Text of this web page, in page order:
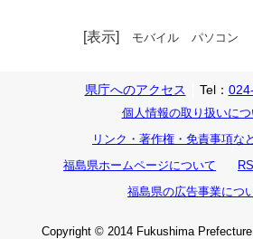
[表示] モバイル パソコン
県庁へのアクセス Tel：
個人情報の取り扱いにつ
リンク・著作権・免責事項な
福島県ホームページについて
福島県の広告事業につ
Copyright © 2014 Fukushima